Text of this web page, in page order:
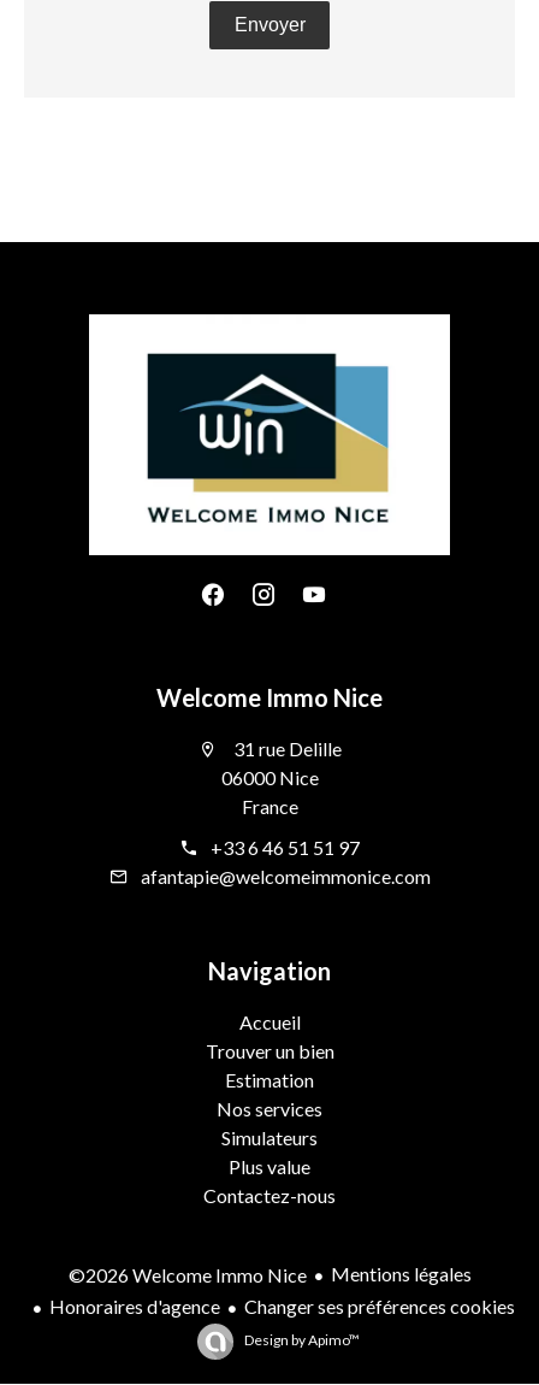
Envoyer
Welcome Immo Nice
31 rue Delille
06000 Nice
France
+33 6 46 51 51 97
afantapie@welcomeimmonice.com
Navigation
Accueil
Trouver un bien
Estimation
Nos services
Simulateurs
Plus value
Contactez-nous
©2026 Welcome Immo Nice
Mentions légales
Honoraires d'agence
Changer ses préférences cookies
Design byApimo™